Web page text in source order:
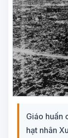
Giáo huấn
hạt nhân